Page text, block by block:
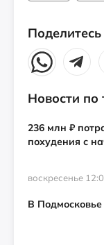
Новости по
236 млн ₽
похудения с
воскресенье
В